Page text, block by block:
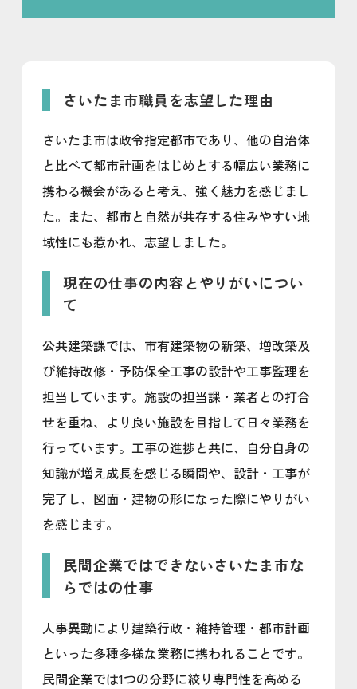
さいたま市職員を志望した理由
さいたま市は政令指定都市であり、他の自治体
と比べて都市計画をはじめとする幅広い業務に
携わる機会があると考え、強く魅力を感じまし
た。また、都市と自然が共存する住みやすい地
域性にも惹かれ、志望しました。
現在の仕事の内容とやりがいについ
て
公共建築課では、市有建築物の新築、増改築及
び維持改修・予防保全工事の設計や工事監理を
担当しています。施設の担当課・業者との打合
せを重ね、より良い施設を目指して日々業務を
行っています。工事の進捗と共に、自分自身の
知識が増え成長を感じる瞬間や、設計・工事が
完了し、図面・建物の形になった際にやりがい
を感じます。
民間企業ではできないさいたま市な
らではの仕事
人事異動により建築行政・維持管理・都市計画
といった多種多様な業務に携われることです。
民間企業では1つの分野に絞り専門性を高める